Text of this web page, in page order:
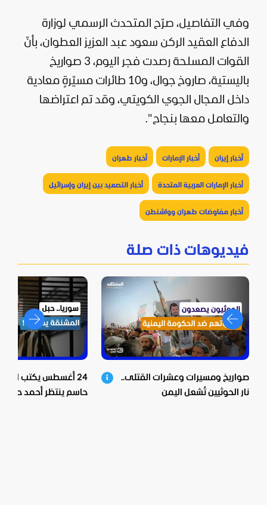
وفي التفاصيل، صرّح المتحدث الرسمي لوزارة
الدفاع العقيد الركن سعود عبد العزيز العطوان، بأنّ
القوات المسلحة رصدت فجر اليوم، 3 صواريخ
باليستية، صاروخ جوال، و10 طائرات مسيّرةٍ معادية
داخل المجال الجوي الكويتي، وقد تم اعتراضها
والتعامل معها بنجاح".
أخبار إيران أخبار الإمارات أخبار طهران
أخبار الإمارات العربية المتحدة أخبار التصعيد بين إيران وإسرائيل
أخبار مفاوضات طهران وواشنطن
فيديوهات ذات صلة
صواريخ ومسيرات وعشرات القتلى..
نار الحوثيين تُشعل اليمن
24 أغسطس يكتب
حاسم ينتظر أحمد